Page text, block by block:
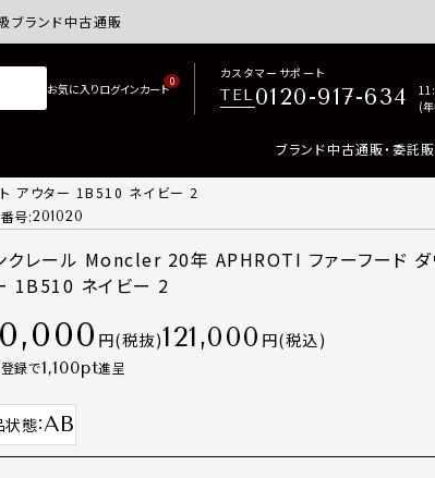
ブランド中古通販サイトretro.jp商品はすべて正規品保証・返品可能
0
カスタマーサポート
TEL0120-917-634
(
ブランド中古通販・委
アウター 1B510 ネイビー 2
号 201020
クレール Moncler 20年 APHROTI ファーフード ダ
1B510 ネイビー 2
税抜 121,000 税込
録で1,100 進呈
状態 AB